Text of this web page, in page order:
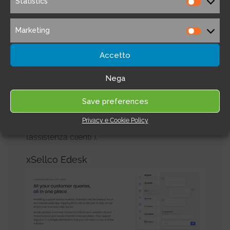
Marketing
Accetto
Nega
Save preferences
Privacy e Cookie Policy
altri metodi di gestione e raccolta dei
feedback, come per esempio
promemoria agli utenti che hanno messo
, ma non hanno ancora
suggerire altre azioni prima di lasciare un
commento negativo( per esempio “contatta
l’assistenza clienti”).
xSellco Edesk